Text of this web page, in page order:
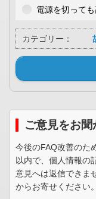
電源を切って
カテゴリー：
ご意見をお
今後のFAQ改善のた
以内で、個人情報の
意見へは返信できま
からお寄せください。